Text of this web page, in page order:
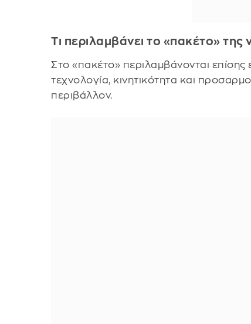
Τι περιλαμβάνει το «πακέτο» της
Στο «πακέτο» περιλαμβάνονται
τεχνολογία, κινητικότητα και
περιβάλλον.